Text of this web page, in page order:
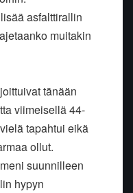
asfalttirallin
muitakin
tänään
viimeisellä 44-
tapahtui eikä
ollut.
suunnilleen
hypyn